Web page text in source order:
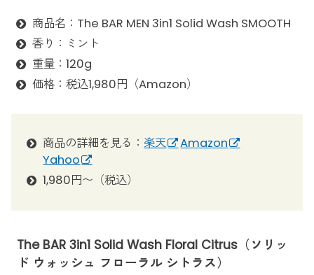
商品名：The BAR MEN 3in1 Solid Wash SMOOTH
香り：ミント
重量：120g
価格：税込1,980円（Amazon）
商品の詳細を見る： 楽天
Amazon
Yahoo
1,980円〜（税込）
The BAR 3in1 Solid Wash Floral Citrus（ソリッ
ド ウォッシュ フローラル シトラス）